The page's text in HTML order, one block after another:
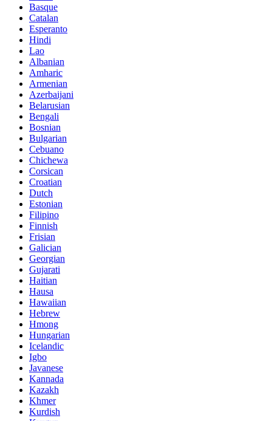
Basque
Catalan
Esperanto
Hindi
Lao
Albanian
Amharic
Armenian
Azerbaijani
Belarusian
Bengali
Bosnian
Bulgarian
Cebuano
Chichewa
Corsican
Croatian
Dutch
Estonian
Filipino
Finnish
Frisian
Galician
Georgian
Gujarati
Haitian
Hausa
Hawaiian
Hebrew
Hmong
Hungarian
Icelandic
Igbo
Javanese
Kannada
Kazakh
Khmer
Kurdish